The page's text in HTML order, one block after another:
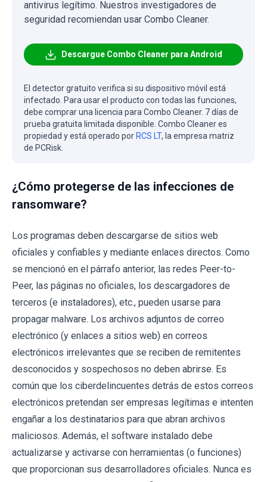
antivirus legítimo. Nuestros investigadores de
seguridad recomiendan usar Combo Cleaner.
Descargue Combo Cleaner para Android
El detector gratuito verifica si su dispositivo móvil está
infectado. Para usar el producto con todas las funciones,
debe comprar una licencia para Combo Cleaner. 7 días de
prueba gratuita limitada disponible. Combo Cleaner es
propiedad y está operado por RCS LT, la empresa matriz
de PCRisk.
¿Cómo protegerse de las infecciones de
ransomware?
Los programas deben descargarse de sitios web
oficiales y confiables y mediante enlaces directos. Como
se mencionó en el párrafo anterior, las redes Peer-to-
Peer, las páginas no oficiales, los descargadores de
terceros (e instaladores), etc., pueden usarse para
propagar malware. Los archivos adjuntos de correo
electrónico (y enlaces a sitios web) en correos
electrónicos irrelevantes que se reciben de remitentes
desconocidos y sospechosos no deben abrirse. Es
común que los ciberdelincuentes detrás de estos correos
electrónicos pretendan ser empresas legítimas e intenten
engañar a los destinatarios para que abran archivos
maliciosos. Además, el software instalado debe
actualizarse y activarse con herramientas (o funciones)
que proporcionan sus desarrolladores oficiales. Nunca es